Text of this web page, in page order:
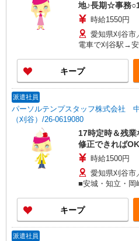
地♪長期☆事務
時給1550円
愛知県刈谷
電車で刈谷駅→
自己手配いただき
キープ
派遣社員
パーソルテンプスタッフ株式会社
（刈谷）/26-0619080
17時定時＆残業
修正できればOK
時給1500円
愛知県刈谷
■安城・知立・
備♪
キープ
派遣社員